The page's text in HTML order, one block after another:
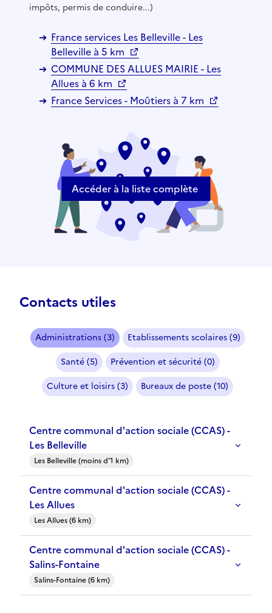
impôts, permis de conduire...)
France services Les Belleville - Les
Belleville à 5 km
COMMUNE DES ALLUES MAIRIE - Les
Allues à 6 km
France Services - Moûtiers à 7 km
Accéder à la liste complète
Contacts utiles
Administrations (3)
Etablissements scolaires (9)
Santé (5)
Prévention et sécurité (0)
Culture et loisirs (3)
Bureaux de poste (10)
Centre communal d'action sociale (CCAS) -
Les Belleville
Les Belleville (moins d'1 km)
Centre communal d'action sociale (CCAS) -
Les Allues
Les Allues (6 km)
Centre communal d'action sociale (CCAS) -
Salins-Fontaine
Salins-Fontaine (6 km)